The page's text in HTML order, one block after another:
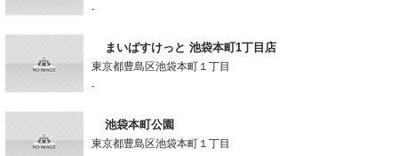
-
まいばすけっと 池袋本町1丁目店
東京都豊島区池袋本町１丁目
-
池袋本町公園
東京都豊島区池袋本町１丁目